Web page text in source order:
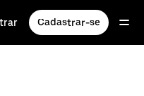
Cadastrar-se